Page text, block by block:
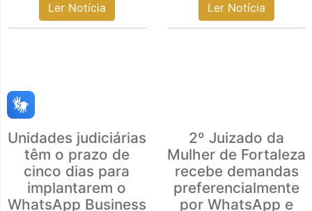
Ler Notícia
Ler Notícia
Unidades judiciárias
têm o prazo de
cinco dias para
implantarem o
WhatsApp Business
2º Juizado da
Mulher de Fortaleza
recebe demandas
preferencialmente
por WhatsApp e